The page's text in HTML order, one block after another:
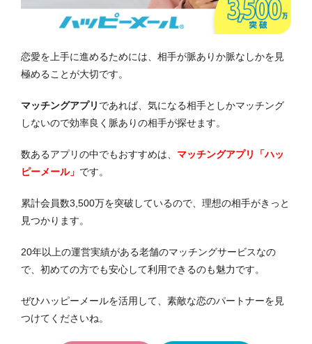
恋愛を上手に進めるためには、相手が脈ありか脈なしかを見
極めることが大切です。
マッチングアプリ であれば、気になる相手としかマッチング
しないので効率良く脈ありの相手が探せます。
数あるアプリの中でもおすすめは、 マッチングアプリ「ハッ
ピーメール」 です。
累計会員数3,500万を突破しているので、理想の相手がきっと
見つかります。
20年以上の運営実績がある老舗のマッチングサービスなの
で、初めての方でも安心して利用できるのも魅力です。
ぜひハッピーメールを活用して、素敵な恋のパートナーを見
つけてくださいね。